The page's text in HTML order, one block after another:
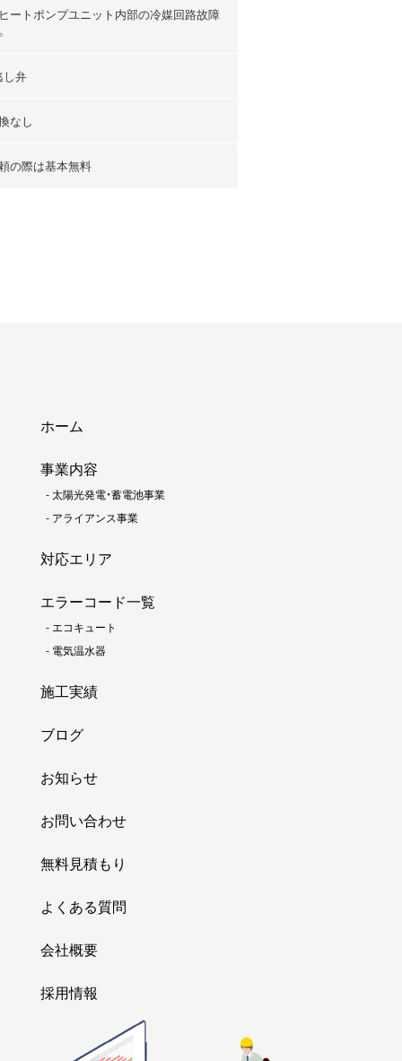
ートポンプユニット内部の冷媒回路故障
し弁
なし
の際は基本無料
ホーム
事業内容
-太陽光発電・蓄電池事業
- アライアンス事業
対応エリア
エラーコード一覧
-エコキュート
- 電気温水器
施工実績
ブログ
お知らせ
お問い合わせ
無料見積もり
よくある質問
会社概要
採用情報